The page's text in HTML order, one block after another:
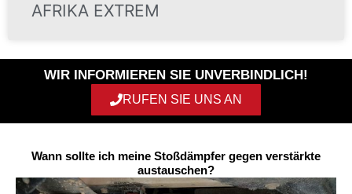
AFRIKA EXTREM
WIR INFORMIEREN SIE UNVERBINDLICH!
RUFEN SIE UNS AN
Wann sollte ich meine Stoßdämpfer gegen verstärkte
austauschen?